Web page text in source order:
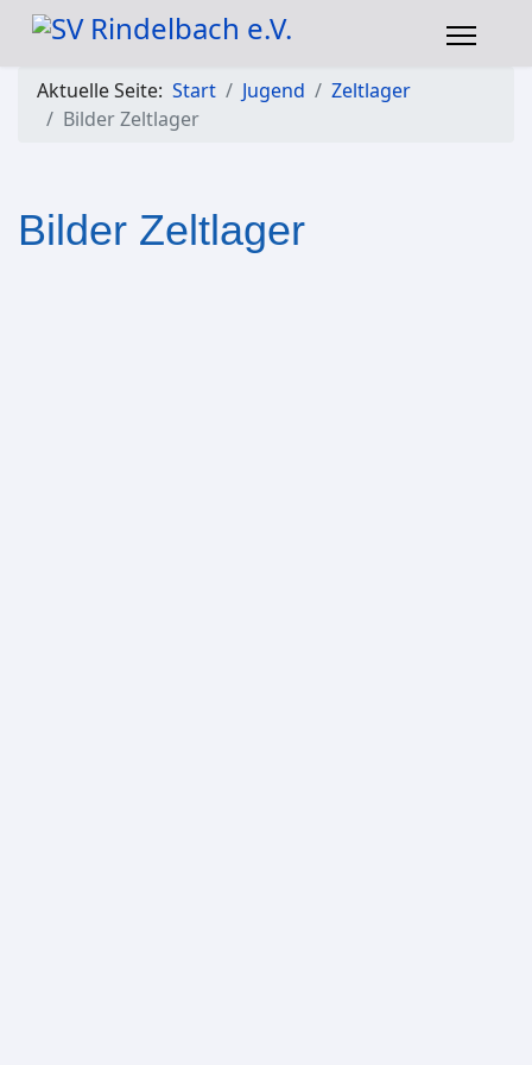
Aktuelle Seite: Start Jugend
Zeltlager
Bilder Zeltlager
Bilder Zeltlager